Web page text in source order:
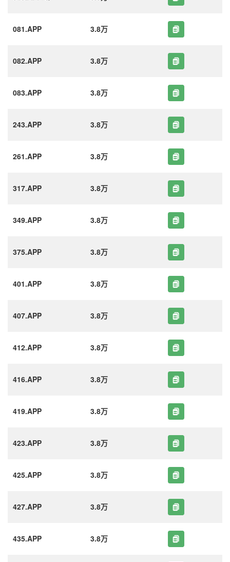
081.APP 3.8万
082.APP 3.8万
083.APP 3.8万
243.APP 3.8万
261.APP 3.8万
317.APP 3.8万
349.APP 3.8万
375.APP 3.8万
401.APP 3.8万
407.APP 3.8万
412.APP 3.8万
416.APP 3.8万
419.APP 3.8万
423.APP 3.8万
425.APP 3.8万
427.APP 3.8万
435.APP 3.8万